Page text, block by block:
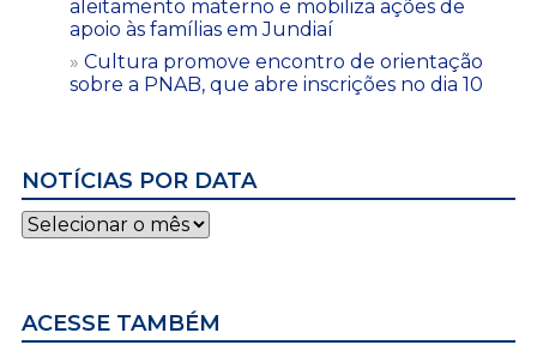
aleitamento materno e mobiliza ações de
apoio às famílias em Jundiaí
Cultura promove encontro de orientação
sobre a PNAB, que abre inscrições no dia 10
NOTÍCIAS POR DATA
Notícias
por
ACESSE TAMBÉM